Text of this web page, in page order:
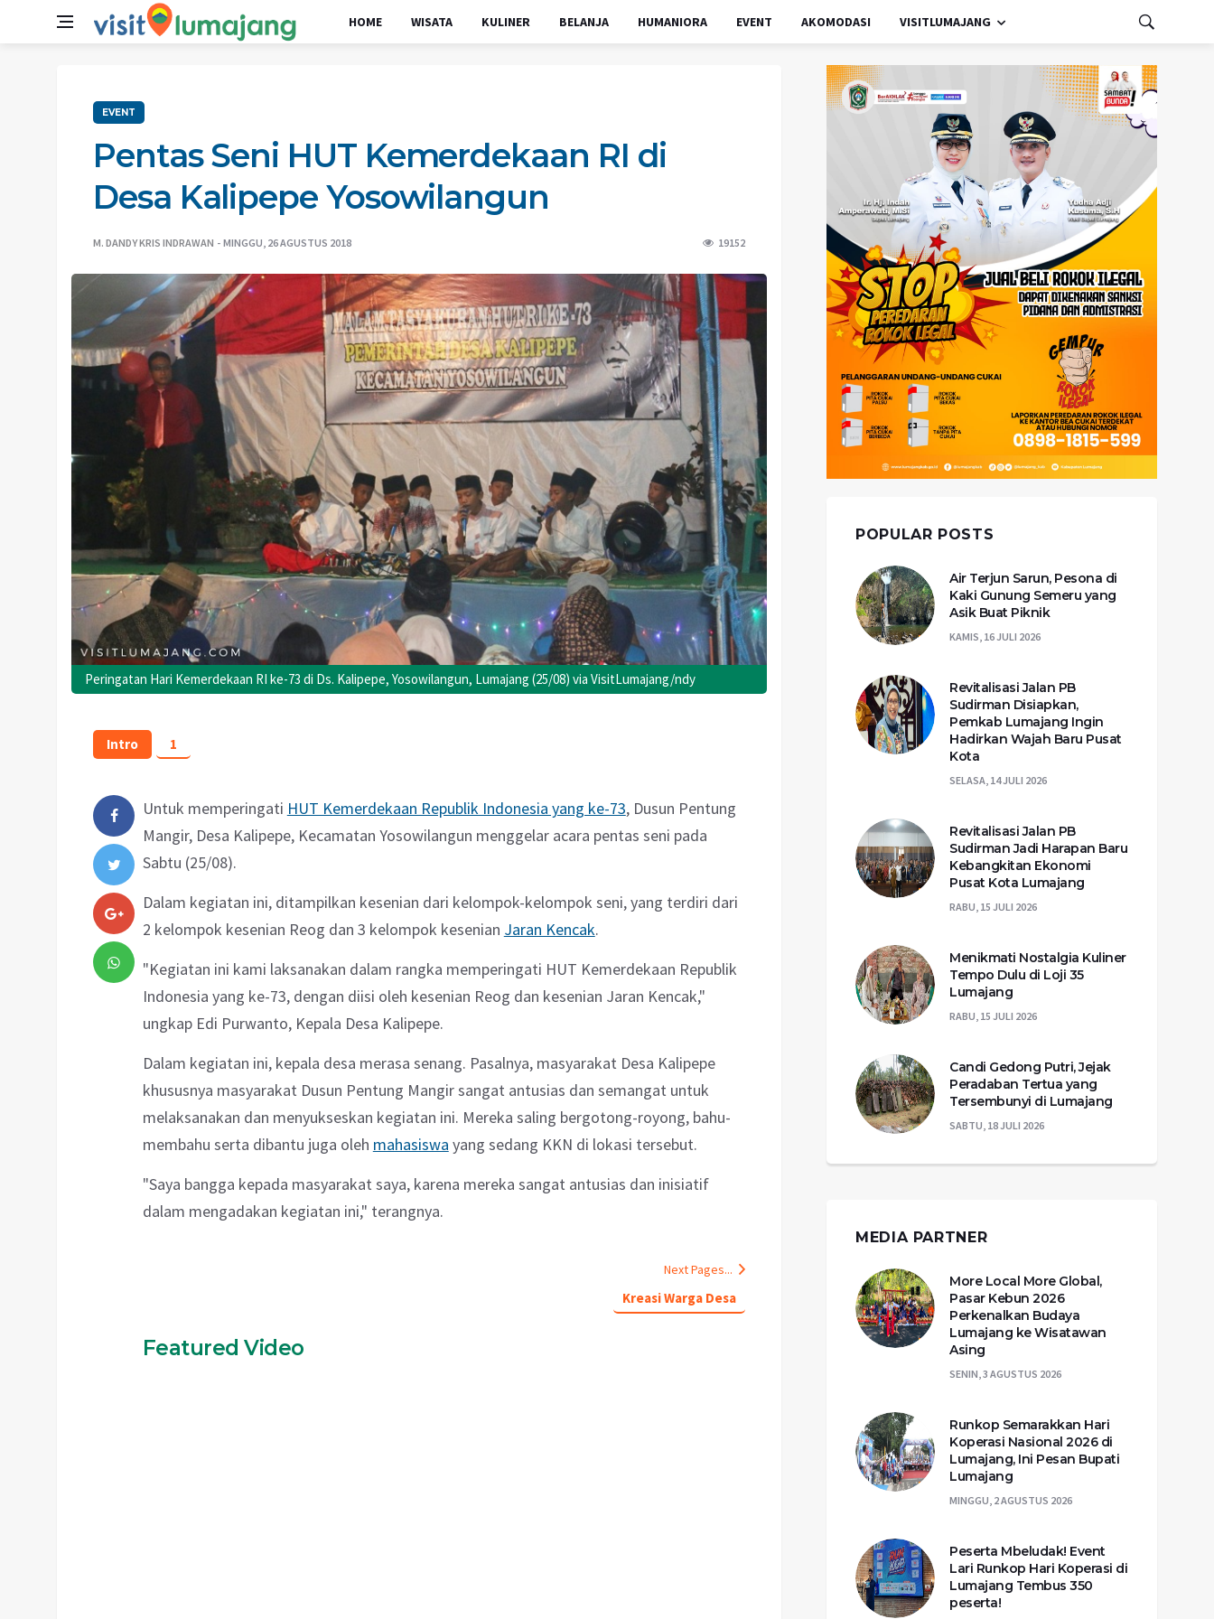
HOME WISATA KULINER BELANJA HUMANIORA EVENT AKOMODASI VISITLUMAJANG
EVENT
Pentas Seni HUT Kemerdekaan RI di
Desa Kalipepe Yosowilangun
M. DANDY KRIS INDRAWAN MINGGU, 26 AGUSTUS 2018 19152
Peringatan Hari Kemerdekaan RI ke-73 di Ds. Kalipepe, Yosowilangun, Lumajang (25/08) via VisitLumajang/ndy
Intro 1
Untuk memperingati HUT Kemerdekaan Republik Indonesia yang ke-73, Dusun Pentung
Mangir, Desa Kalipepe, Kecamatan Yosowilangun menggelar acara pentas seni pada
Sabtu (25/08).
Dalam kegiatan ini, ditampilkan kesenian dari kelompok-kelompok seni, yang terdiri dari
2 kelompok kesenian Reog dan 3 kelompok kesenian Jaran Kencak.
"Kegiatan ini kami laksanakan dalam rangka memperingati HUT Kemerdekaan Republik
Indonesia yang ke-73, dengan diisi oleh kesenian Reog dan kesenian Jaran Kencak,"
ungkap Edi Purwanto, Kepala Desa Kalipepe.
Dalam kegiatan ini, kepala desa merasa senang. Pasalnya, masyarakat Desa Kalipepe
khususnya masyarakat Dusun Pentung Mangir sangat antusias dan semangat untuk
melaksanakan dan menyukseskan kegiatan ini. Mereka saling bergotong-royong, bahu-
membahu serta dibantu juga oleh mahasiswa yang sedang KKN di lokasi tersebut.
"Saya bangga kepada masyarakat saya, karena mereka sangat antusias dan inisiatif
dalam mengadakan kegiatan ini," terangnya.
Next Pages...
Kreasi Warga Desa
Featured Video
POPULAR POSTS
Air Terjun Sarun, Pesona di
Kaki Gunung Semeru yang
Asik Buat Piknik
KAMIS, 16 JULI 2026
Revitalisasi Jalan PB
Sudirman Disiapkan,
Pemkab Lumajang Ingin
Hadirkan Wajah Baru Pusat
Kota
SELASA, 14 JULI 2026
Revitalisasi Jalan PB
Sudirman Jadi Harapan Baru
Kebangkitan Ekonomi
Pusat Kota Lumajang
RABU, 15 JULI 2026
Menikmati Nostalgia Kuliner
Tempo Dulu di Loji 35
Lumajang
RABU, 15 JULI 2026
Candi Gedong Putri, Jejak
Peradaban Tertua yang
Tersembunyi di Lumajang
SABTU, 18 JULI 2026
MEDIA PARTNER
More Local More Global,
Pasar Kebun 2026
Perkenalkan Budaya
Lumajang ke Wisatawan
Asing
SENIN, 3 AGUSTUS 2026
Runkop Semarakkan Hari
Koperasi Nasional 2026 di
Lumajang, Ini Pesan Bupati
Lumajang
MINGGU, 2 AGUSTUS 2026
Peserta Mbeludak! Event
Lari Runkop Hari Koperasi di
Lumajang Tembus 350
peserta!